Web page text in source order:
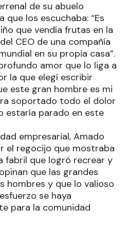
de su abuelo
los escuchaba: “Es
que vendía frutas en la
CEO de una compañía
en su propia casa”.
amor que lo liga a
la que elegí escribir
este gran hombre es mi
soportado todo el dolor
estaría parado en este
empresarial, Amado
el regocijo que mostraba
fabril que logró recrear y
que las grandes
hombres y que lo valioso
se haya
para la comunidad